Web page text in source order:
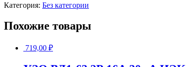
Категория: Без категории
Похожие товары
719,00 ₽